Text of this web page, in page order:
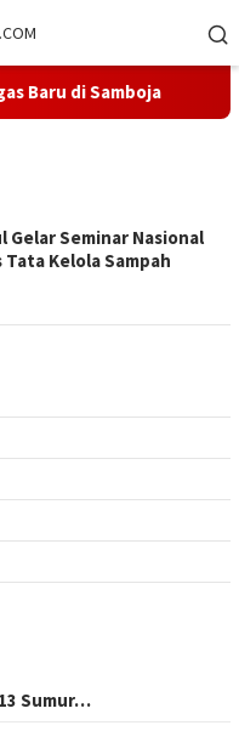
Baru di Samboja
Gelar Seminar Nasional
Kelola Sampah
Sumur…